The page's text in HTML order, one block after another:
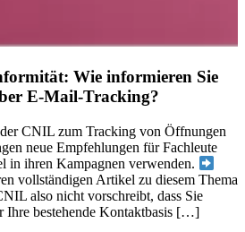
Wie informieren Sie
E-Mail-Tracking?
CNIL zum Tracking von Öffnungen
neue Empfehlungen für Fachleute
in ihren Kampagnen verwenden.
vollständigen Artikel zu diesem Thema
also nicht vorschreibt, dass Sie
Ihre bestehende Kontaktbasis […]